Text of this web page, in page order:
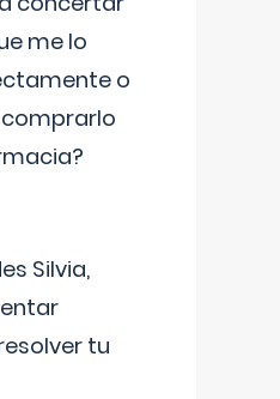
me lo
o
Silvia,
tu